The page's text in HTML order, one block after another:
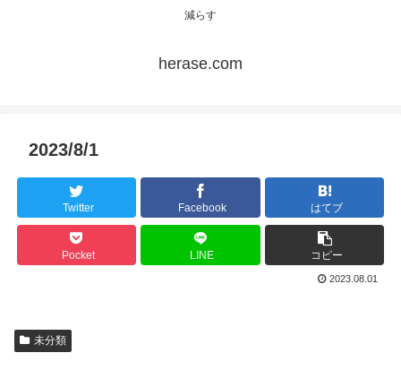
減らす
herase.com
2023/8/1
Twitter Facebook はてブ
Pocket LINE コピー
2023.08.01
未分類